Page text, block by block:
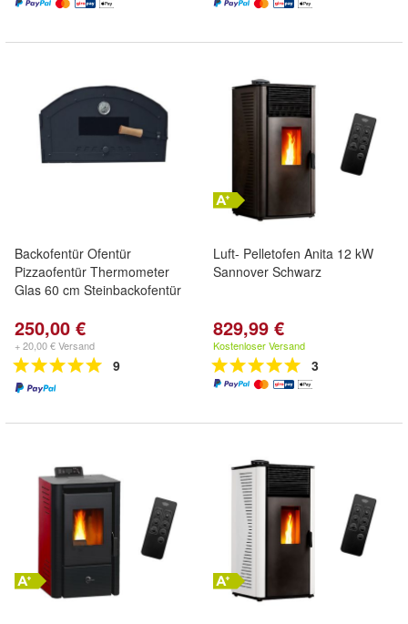
Backofentür Ofentür
Pizzaofentür Thermometer
Glas 60 cm Steinbackofentür
250,00 €
+ 20,00 € Versand
9
Luft- Pelletofen Anita 12 kW
Sannover Schwarz
829,99 €
Kostenloser Versand
3